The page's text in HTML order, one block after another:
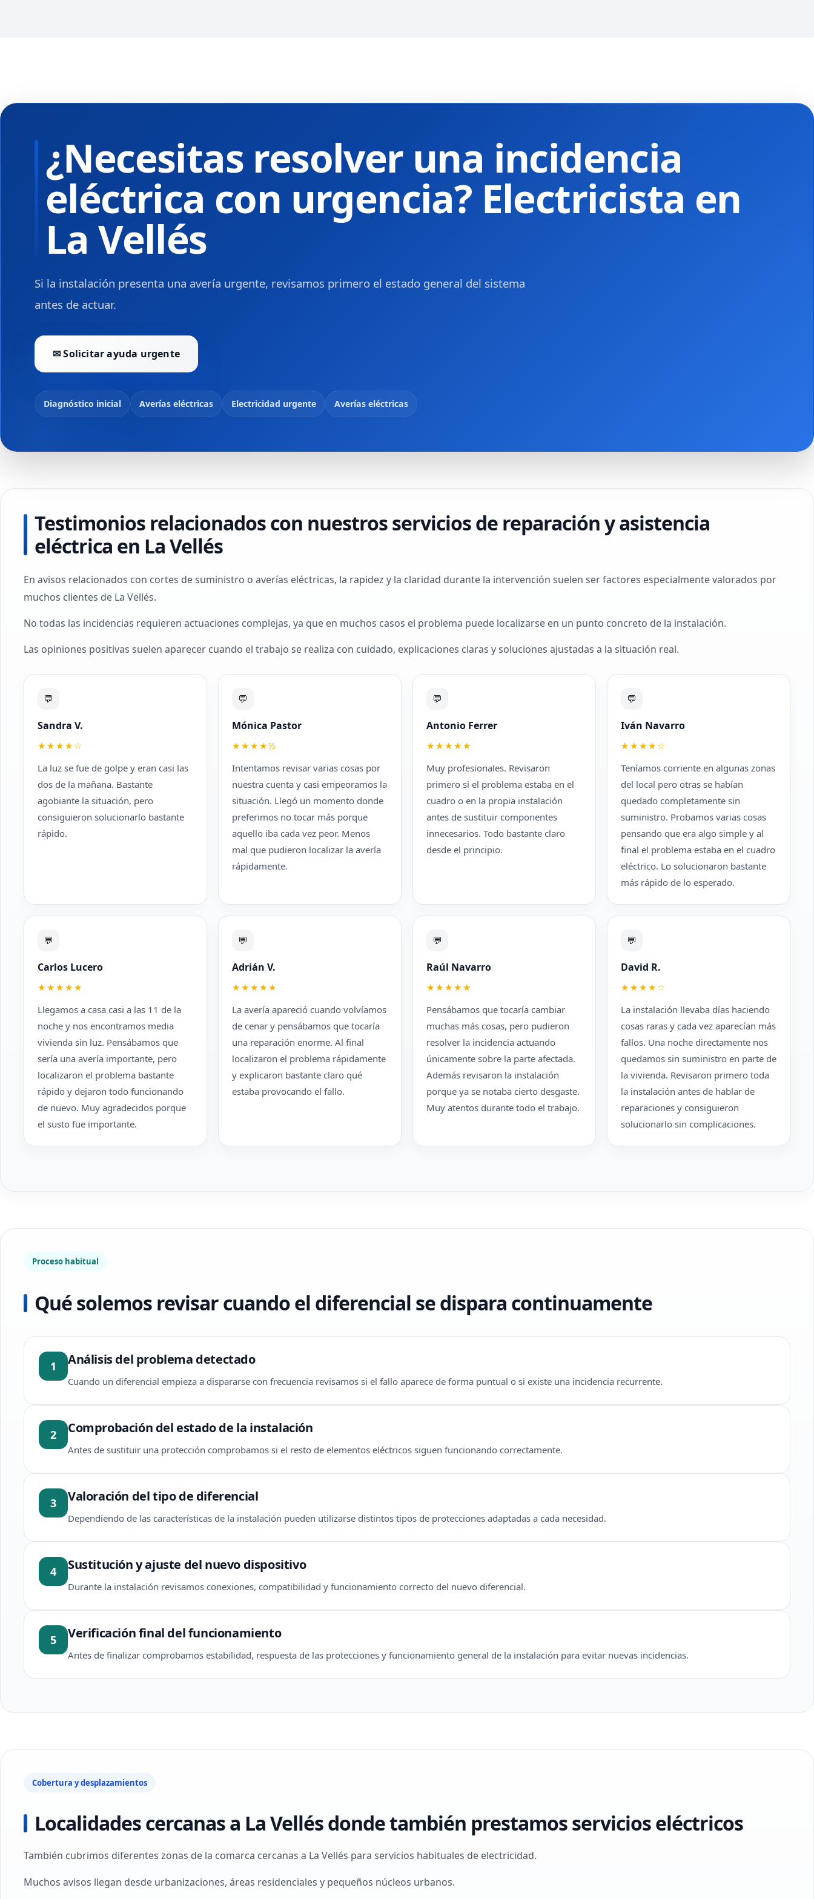
¿Necesitas resolver una incidencia
eléctrica con urgencia? Electricista en
La Vellés
Si la instalación presenta una avería urgente, revisamos primero el estado general del sistema
antes de actuar.
✉ Solicitar ayuda urgente
Diagnóstico inicial Averías eléctricas Electricidad urgente Averías eléctricas
Testimonios relacionados con nuestros servicios de reparación y asistencia
eléctrica en La Vellés
En avisos relacionados con cortes de suministro o averías eléctricas, la rapidez y la claridad durante la intervención suelen ser factores especialmente valorados por
muchos clientes de La Vellés.
No todas las incidencias requieren actuaciones complejas, ya que en muchos casos el problema puede localizarse en un punto concreto de la instalación.
Las opiniones positivas suelen aparecer cuando el trabajo se realiza con cuidado, explicaciones claras y soluciones ajustadas a la situación real.
💬
Sandra V.
★★★★☆
La luz se fue de golpe y eran casi las
dos de la mañana. Bastante
agobiante la situación, pero
consiguieron solucionarlo bastante
rápido.
💬
Mónica Pastor
★★★★½
Intentamos revisar varias cosas por
nuestra cuenta y casi empeoramos la
situación. Llegó un momento donde
preferimos no tocar más porque
aquello iba cada vez peor. Menos
mal que pudieron localizar la avería
rápidamente.
💬
Antonio Ferrer
★★★★★
Muy profesionales. Revisaron
primero si el problema estaba en el
cuadro o en la propia instalación
antes de sustituir componentes
innecesarios. Todo bastante claro
desde el principio.
💬
Iván Navarro
★★★★☆
Teníamos corriente en algunas zonas
del local pero otras se habían
quedado completamente sin
suministro. Probamos varias cosas
pensando que era algo simple y al
final el problema estaba en el cuadro
eléctrico. Lo solucionaron bastante
más rápido de lo esperado.
💬
Carlos Lucero
★★★★★
Llegamos a casa casi a las 11 de la
noche y nos encontramos media
vivienda sin luz. Pensábamos que
sería una avería importante, pero
localizaron el problema bastante
rápido y dejaron todo funcionando
de nuevo. Muy agradecidos porque
el susto fue importante.
💬
Adrián V.
★★★★★
La avería apareció cuando volvíamos
de cenar y pensábamos que tocaría
una reparación enorme. Al final
localizaron el problema rápidamente
y explicaron bastante claro qué
estaba provocando el fallo.
💬
Raúl Navarro
★★★★★
Pensábamos que tocaría cambiar
muchas más cosas, pero pudieron
resolver la incidencia actuando
únicamente sobre la parte afectada.
Además revisaron la instalación
porque ya se notaba cierto desgaste.
Muy atentos durante todo el trabajo.
💬
David R.
★★★★☆
La instalación llevaba días haciendo
cosas raras y cada vez aparecían más
fallos. Una noche directamente nos
quedamos sin suministro en parte de
la vivienda. Revisaron primero toda
la instalación antes de hablar de
reparaciones y consiguieron
solucionarlo sin complicaciones.
Proceso habitual
Qué solemos revisar cuando el diferencial se dispara continuamente
1 Análisis del problema detectado
Cuando un diferencial empieza a dispararse con frecuencia revisamos si el fallo aparece de forma puntual o si existe una incidencia recurrente.
2 Comprobación del estado de la instalación
Antes de sustituir una protección comprobamos si el resto de elementos eléctricos siguen funcionando correctamente.
3 Valoración del tipo de diferencial
Dependiendo de las características de la instalación pueden utilizarse distintos tipos de protecciones adaptadas a cada necesidad.
4 Sustitución y ajuste del nuevo dispositivo
Durante la instalación revisamos conexiones, compatibilidad y funcionamiento correcto del nuevo diferencial.
5 Verificación final del funcionamiento
Antes de finalizar comprobamos estabilidad, respuesta de las protecciones y funcionamiento general de la instalación para evitar nuevas incidencias.
Cobertura y desplazamientos
Localidades cercanas a La Vellés donde también prestamos servicios eléctricos
También cubrimos diferentes zonas de la comarca cercanas a La Vellés para servicios habituales de electricidad.
Muchos avisos llegan desde urbanizaciones, áreas residenciales y pequeños núcleos urbanos.